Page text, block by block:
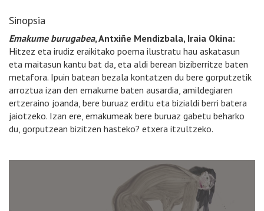
Sinopsia
Emakume burugabea, Antxiñe Mendizbala, Iraia Okina:
Hitzez eta irudiz eraikitako poema ilustratu hau askatasun
eta maitasun kantu bat da, eta aldi berean biziberritze baten
metafora. Ipuin batean bezala kontatzen du bere gorputzetik
arroztua izan den emakume baten ausardia, amildegiaren
ertzeraino joanda, bere buruaz erditu eta bizialdi berri batera
jaiotzeko. Izan ere, emakumeak bere buruaz gabetu beharko
du, gorputzean bizitzen hasteko? etxera itzultzeko.